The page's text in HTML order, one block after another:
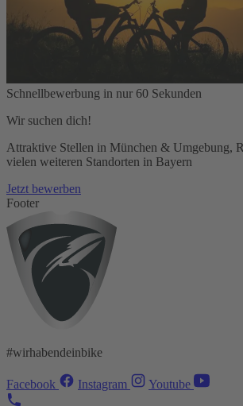
Schnellbewerbung in nur 60 Sekunden
Wir suchen dich!
Attraktive Stellen in München & Umgebung,
vielen weiteren Standorten in Bayern
Jetzt bewerben
Footer
#wirhabendeinbike
Facebook Instagram Youtube